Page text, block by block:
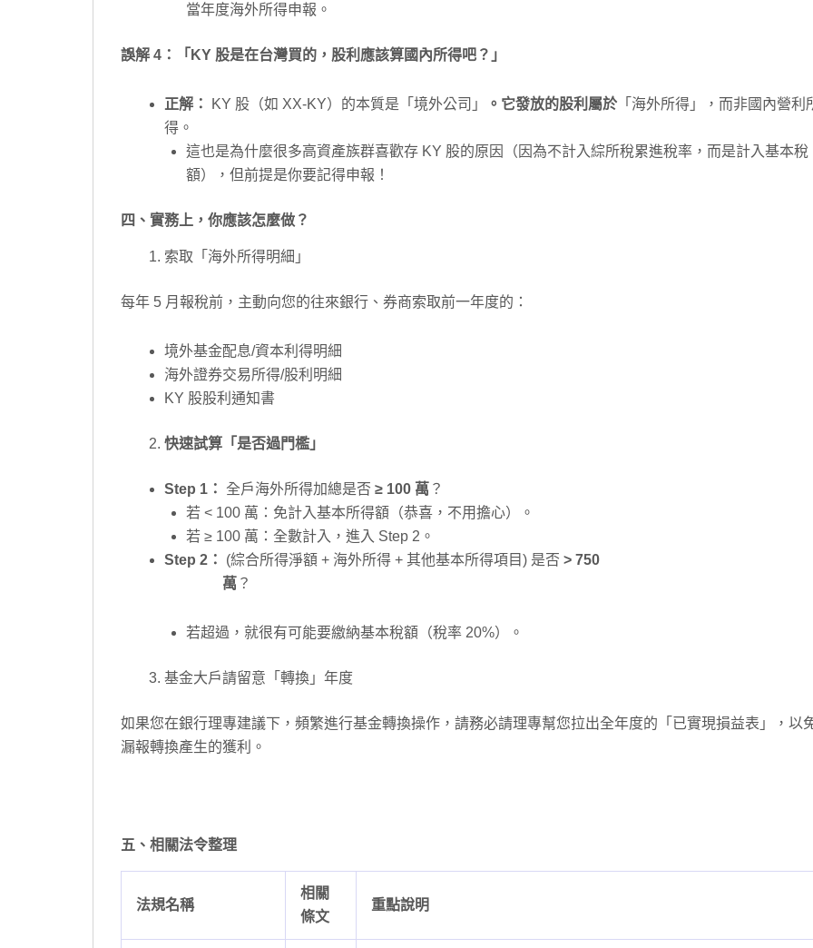
當年度海外所得申報。
誤解 4：「KY 股是在台灣買的，股利應該算國內所得吧？」
正解： KY 股（如 XX-KY）的本質是「境外公司」 。它發放的股利屬於「海外所得」，而非國內營利
得。
這也是為什麼很多高資產族群喜歡存 KY 股的原因（因為不計入綜所稅累進稅率，而是計入基本稅
額），但前提是你要記得申報！
四、實務上，你應該怎麼做？
索取「海外所得明細」
每年 5 月報稅前，主動向您的往來銀行、券商索取前一年度的：
境外基金配息/資本利得明細
海外證券交易所得/股利明細
KY 股股利通知書
快速試算「是否過門檻」
Step 1： 全戶海外所得加總是否 ≥ 100 萬 ？
若 < 100 萬：免計入基本所得額（恭喜，不用擔心）。
若 ≥ 100 萬：全數計入，進入 Step 2。
Step 2：
(綜合所得淨額 + 海外所得 + 其他基本所得項目) 是否 > 750
萬 ？
若超過，就很有可能要繳納基本稅額（稅率 20%）。
基金大戶請留意「轉換」年度
如果您在銀行理專建議下，頻繁進行基金轉換操作，請務必請理專幫您拉出全年度的「已實現損益表」，以
漏報轉換產生的獲利。
五、相關法令整理
法規名稱
相關
條文
重點說明